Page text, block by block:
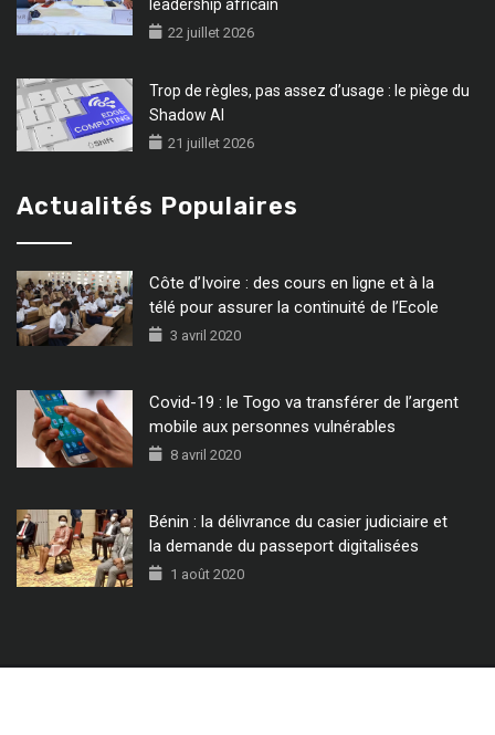
leadership africain
22 juillet 2026
Trop de règles, pas assez d’usage : le piège du
Shadow AI
21 juillet 2026
Actualités Populaires
Côte d’Ivoire : des cours en ligne et à la
télé pour assurer la continuité de l’Ecole
3 avril 2020
Covid-19 : le Togo va transférer de l’argent
mobile aux personnes vulnérables
8 avril 2020
Bénin : la délivrance du casier judiciaire et
la demande du passeport digitalisées
1 août 2020